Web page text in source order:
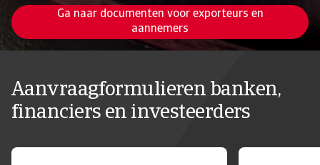
Ga naar documenten voor exporteurs en
aannemers
Aanvraagformulieren banken,
financiers en investeerders